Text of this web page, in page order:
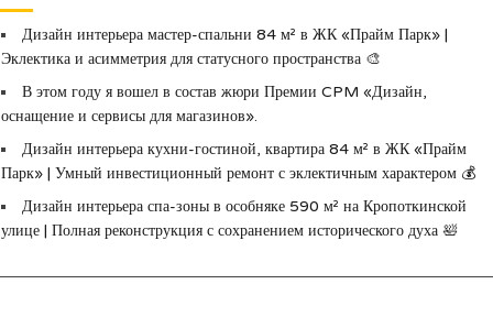
Дизайн интерьера мастер-спальни 84 м² в ЖК «Прайм Парк» |
Эклектика и асимметрия для статусного пространства 🎨
В этом году я вошел в состав жюри Премии CPM «Дизайн,
оснащение и сервисы для магазинов».
Дизайн интерьера кухни-гостиной, квартира 84 м² в ЖК «Прайм
Парк» | Умный инвестиционный ремонт с эклектичным характером 💰
Дизайн интерьера спа-зоны в особняке 590 м² на Кропоткинской
улице | Полная реконструкция с сохранением исторического духа 🛀